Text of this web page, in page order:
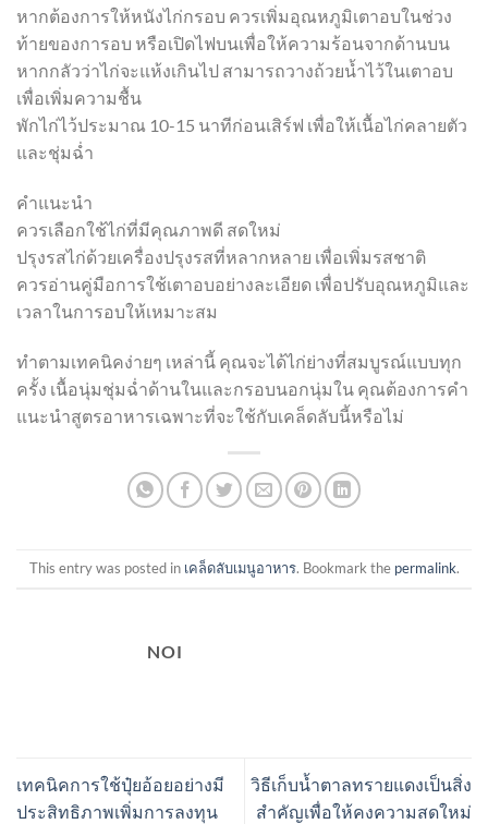
หากต้องการให้หนังไก่กรอบ ควรเพิ่มอุณหภูมิเตาอบในช่วง
ท้ายของการอบ หรือเปิดไฟบนเพื่อให้ความร้อนจากด้านบน
หากกลัวว่าไก่จะแห้งเกินไป สามารถวางถ้วยน้ำไว้ในเตาอบ
เพื่อเพิ่มความชื้น
พักไก่ไว้ประมาณ 10-15 นาทีก่อนเสิร์ฟ เพื่อให้เนื้อไก่คลายตัว
และชุ่มฉ่ำ
คำแนะนำ
ควรเลือกใช้ไก่ที่มีคุณภาพดี สดใหม่
ปรุงรสไก่ด้วยเครื่องปรุงรสที่หลากหลาย เพื่อเพิ่มรสชาติ
ควรอ่านคู่มือการใช้เตาอบอย่างละเอียด เพื่อปรับอุณหภูมิและ
เวลาในการอบให้เหมาะสม
ทำตามเทคนิคง่ายๆ เหล่านี้ คุณจะได้ไก่ย่างที่สมบูรณ์แบบทุก
ครั้ง เนื้อนุ่มชุ่มฉ่ำด้านในและกรอบนอกนุ่มใน คุณต้องการคำ
แนะนำสูตรอาหารเฉพาะที่จะใช้กับเคล็ดลับนี้หรือไม่
This entry was posted in เคล็ดลับเมนูอาหาร. Bookmark the permalink.
NOI
เทคนิคการใช้ปุ๋ยอ้อยอย่างมี
ประสิทธิภาพเพิ่มการลงทุน
วิธีเก็บน้ำตาลทรายแดงเป็นสิ่ง
สำคัญเพื่อให้คงความสดใหม่